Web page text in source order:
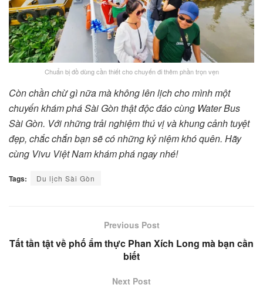
Chuẩn bị đồ dùng cần thiết cho chuyến đi thêm phần trọn vẹn
Còn chần chừ gì nữa mà không lên lịch cho mình một
chuyến khám phá Sài Gòn thật độc đáo cùng Water Bus
Sài Gòn. Với những trải nghiệm thú vị và khung cảnh tuyệt
đẹp, chắc chắn bạn sẽ có những kỷ niệm khó quên. Hãy
cùng Vivu Việt Nam khám phá ngay nhé!
Tags: Du lịch Sài Gòn
Previous Post
Tất tần tật về phố ẩm thực Phan Xích Long mà bạn cần
biết
Next Post